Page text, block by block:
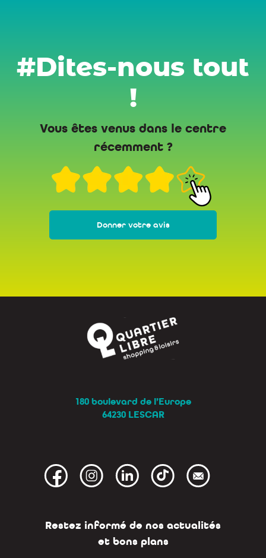
#Dites-nous tout
!
Vous êtes venus dans le centre
récemment ?
Donner votre avis
180 boulevard de l’Europe
64230 LESCAR
Restez informé de nos actualités
et bons plans